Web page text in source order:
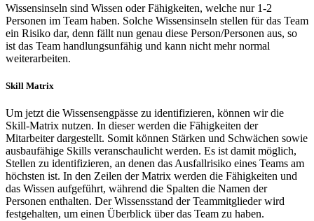
Wissensinseln sind Wissen oder Fähigkeiten, welche nur 1-2
Personen im Team haben. Solche Wissensinseln stellen für das Team
ein Risiko dar, denn fällt nun genau diese Person/Personen aus, so
ist das Team handlungsunfähig und kann nicht mehr normal
weiterarbeiten.
Skill Matrix
Um jetzt die Wissensengpässe zu identifizieren, können wir die
Skill-Matrix nutzen. In dieser werden die Fähigkeiten der
Mitarbeiter dargestellt. Somit können Stärken und Schwächen sowie
ausbaufähige Skills veranschaulicht werden. Es ist damit möglich,
Stellen zu identifizieren, an denen das Ausfallrisiko eines Teams am
höchsten ist. In den Zeilen der Matrix werden die Fähigkeiten und
das Wissen aufgeführt, während die Spalten die Namen der
Personen enthalten. Der Wissensstand der Teammitglieder wird
festgehalten, um einen Überblick über das Team zu haben.